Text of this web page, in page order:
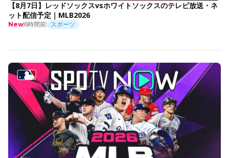
【8月7日】レッドソックスvsホワイトソックスのテレビ放送・ネ
ット配信予定｜MLB2026
New6時間前 スポーツ